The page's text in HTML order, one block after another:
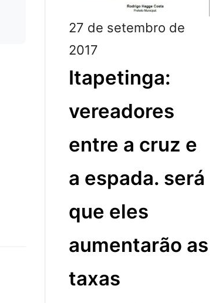
27 de setembro de
2017
Itapetinga:
vereadores
entre a cruz e
a espada. será
que eles
aumentarão as
taxas